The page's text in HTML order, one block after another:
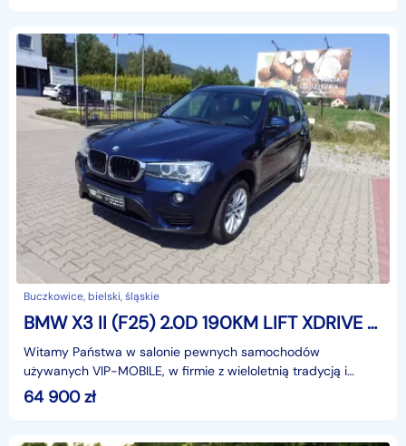
Buczkowice, bielski, śląskie
BMW X3 II (F25) 2.0D 190KM LIFT XDRIVE SKÓRA BIXENON SALON POLSKA
Witamy Państwa w salonie pewnych samochodów
używanych VIP-MOBILE, w firmie z wieloletnią tradycją i
nieposzlakowaną opinią.Jeśli oglądacie Państwo samochód
na O
64 900zł